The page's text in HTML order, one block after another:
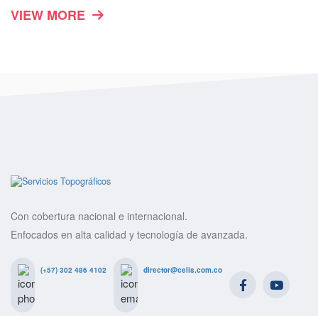
VIEW MORE
Con cobertura nacional e internacional.
Enfocados en alta calidad y tecnología de avanzada.
(+57) 302 486 4102 director@celis.com.co